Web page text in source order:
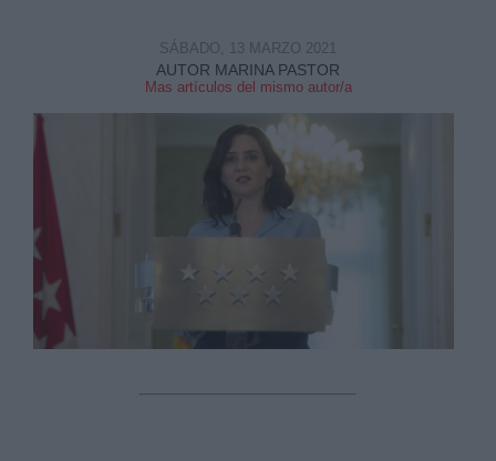
AUTOR MARINA PASTOR
Mas artículos del mismo autor/a
SÁBADO, 13 MARZO 2021